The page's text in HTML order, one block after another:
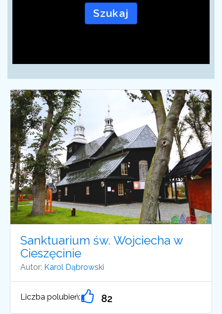
Szukaj
Sanktuarium św. Wojciecha w
Cieszęcinie
Autor: Karol Dąbrowski
Liczba polubień: 82